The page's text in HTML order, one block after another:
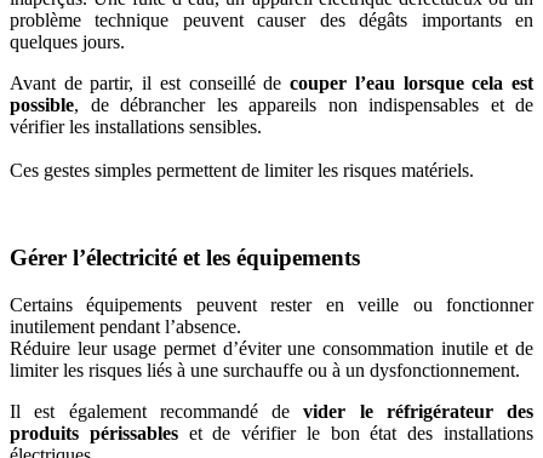
problème technique peuvent causer des dégâts importants en
quelques jours.
Avant de partir, il est conseillé decouper l’eau lorsque cela est
possible, de débrancher les appareils non indispensables et de
vérifier les installations sensibles.
Ces gestes simples permettent de limiter les risques matériels.
Gérer l’électricité et les équipements
Certains équipements peuvent rester en veille ou fonctionner
inutilement pendant l’absence.
Réduire leur usage permet d’éviter une consommation inutile et de
limiter les risques liés à une surchauffe ou à un dysfonctionnement.
Il est également recommandé devider le réfrigérateur des
produits périssableset de vérifier le bon état des installations